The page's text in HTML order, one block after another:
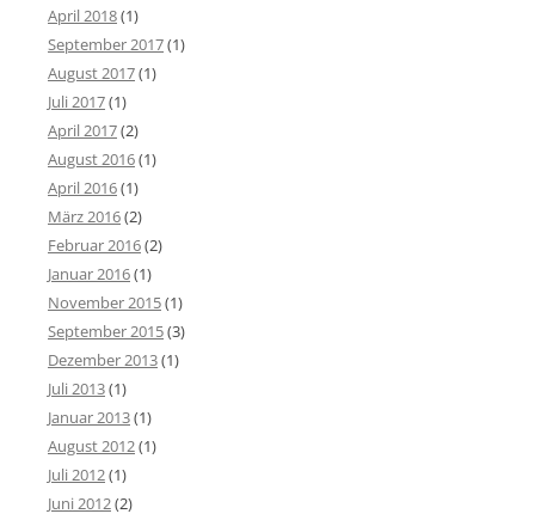
April 2018(1)
September 2017(1)
August 2017(1)
Juli 2017(1)
April 2017(2)
August 2016(1)
April 2016(1)
März 2016(2)
Februar 2016(2)
Januar 2016(1)
November 2015(1)
September 2015(3)
Dezember 2013(1)
Juli 2013(1)
Januar 2013(1)
August 2012(1)
Juli 2012(1)
Juni 2012(2)